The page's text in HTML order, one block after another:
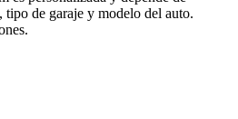
tipo de garaje y modelo del auto.